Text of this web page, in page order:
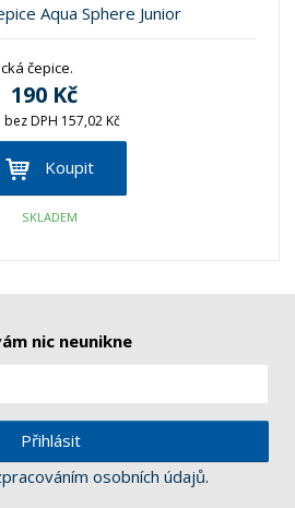
Aqua Sphere Junior
čepice.
190 Kč
bez DPH 157,02 Kč
Koupit
SKLADEM
nic neunikne
Přihlásit
osobních údajů.